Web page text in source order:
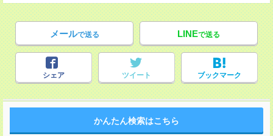
メールで送る LINEで送る
シェア ツイート ブックマーク
かんたん検索はこちら